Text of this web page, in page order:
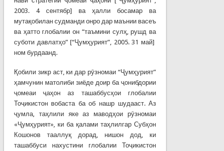
2003. 4 сентябр] ва ҳалли босамар ва
мутақобилан судманди онро дар маънии васеъ
ва ҳатто глобалии он “таъмини сулҳ, рушд ва
суботи давлатҳо” [“Ҷумҳурият”, 2005. 31 май]
ном бурдаанд.
Қобили зикр аст, ки дар рӯзномаи “Ҷумҳурият”
ҳамчунин матолиби зиёде доир ба ҷонибдории
ҷомеаи ҷаҳон аз ташаббусҳои глобалии
Тоҷикистон вобаста ба об нашр шудааст. Аз
ҷумла, таҳлили яке аз маводҳои рӯзномаи
«Ҷумҳурият», ки ба қалами таҳлилгар Субҳон
Кошонов тааллуқ дорад, нишон дод, ки
ташаббуси нахустини глобалии Тоҷикистон